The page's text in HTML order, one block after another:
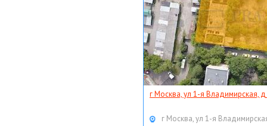
г Москва, ул 1-я Владимирская, д
г Москва, ул 1-я